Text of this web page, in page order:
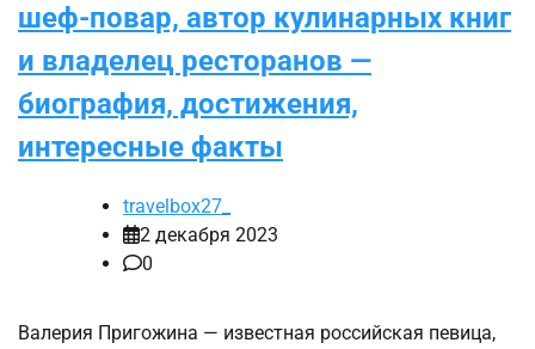
шеф-повар, автор кулинарных книг
и владелец ресторанов —
биография, достижения,
интересные факты
travelbox27_
2 декабря 2023
0
Валерия Пригожина — известная российская певица,